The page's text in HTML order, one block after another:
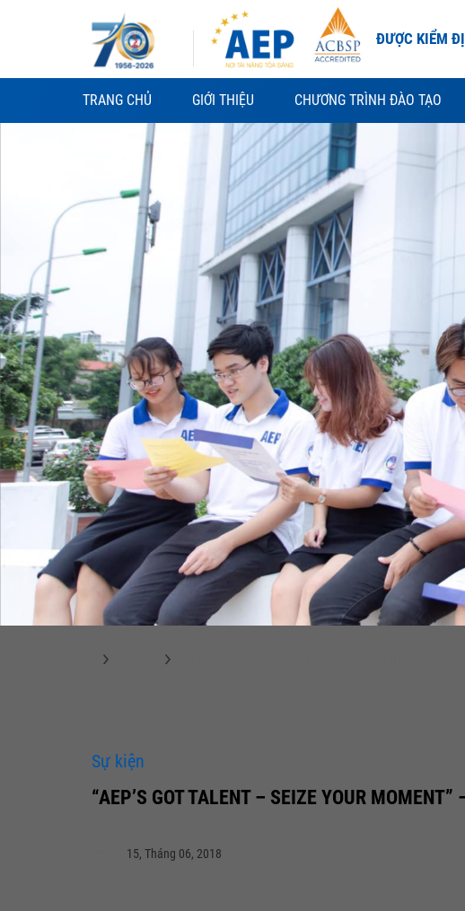
ĐƯỢC KIỂM
TRANG CHỦ GIỚI THIỆU CHƯƠNG TRÌNH ĐÀO TẠO
Sự kiện
“AEP’S GOT TALENT – SEIZE YOUR
15, Tháng 06, 2018